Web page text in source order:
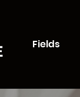
Fields